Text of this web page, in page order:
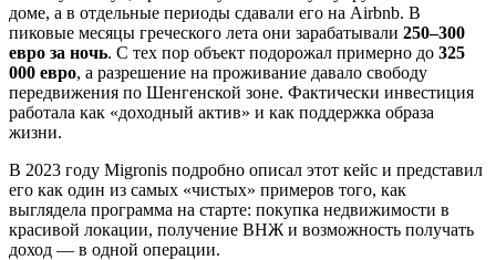
доме, а в отдельные периоды сдавали его на Airbnb. В
пиковые месяцы греческого лета они зарабатывали 250–300
евро за ночь. С тех пор объект подорожал примерно до 325
000 евро, а разрешение на проживание давало свободу
передвижения по Шенгенской зоне. Фактически инвестиция
работала как «доходный актив» и как поддержка образа
жизни.
В 2023 году Migronis подробно описал этот кейс и представил
его как один из самых «чистых» примеров того, как
выглядела программа на старте: покупка недвижимости в
красивой локации, получение ВНЖ и возможность получать
доход — в одной операции.